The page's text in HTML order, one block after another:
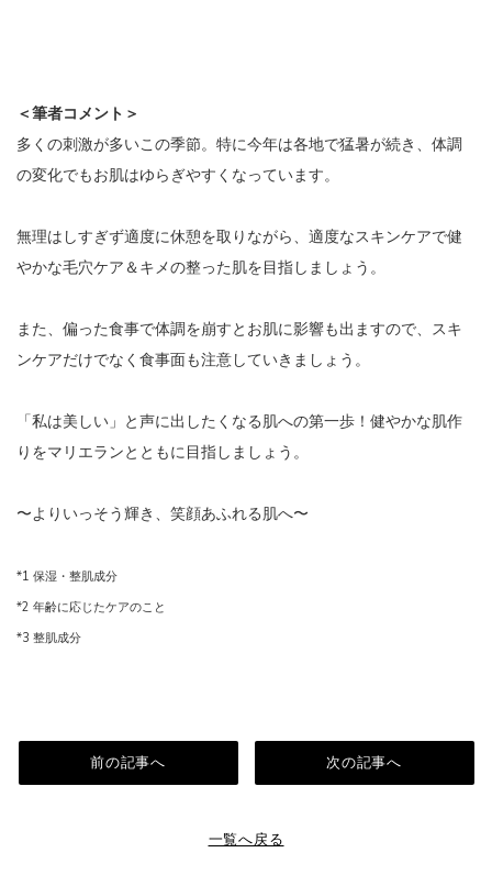
＜筆者コメント＞
多くの刺激が多いこの季節。特に今年は各地で猛暑が続き、体調
の変化でもお肌はゆらぎやすくなっています。
無理はしすぎず適度に休憩を取りながら、適度なスキンケアで健
やかな毛穴ケア＆キメの整った肌を目指しましょう。
また、偏った食事で体調を崩すとお肌に影響も出ますので、スキ
ンケアだけでなく食事面も注意していきましょう。
「私は美しい」と声に出したくなる肌への第一歩！健やかな肌作
りをマリエランとともに目指しましょう。
〜よりいっそう輝き、笑顔あふれる肌へ〜
*1 保湿・整肌成分
*2 年齢に応じたケアのこと
*3 整肌成分
前の記事へ
一覧へ戻る
次の記事へ